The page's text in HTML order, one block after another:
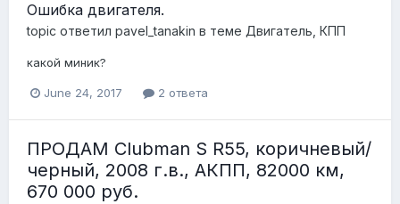
Ошибка двигателя.
topic ответил pavel_tanakin в теме Двигатель, КПП
какой миник?
June 24, 2017 2 ответа
ПРОДАМ Clubman S R55, коричневый/
черный, 2008 г.в., АКПП, 82000 км,
670 000 руб.